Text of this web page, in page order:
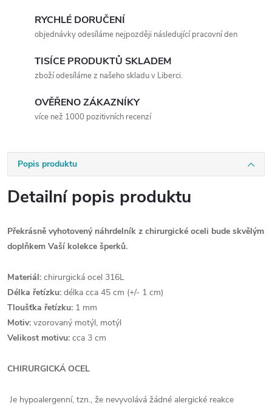
RYCHLÉ DORUČENÍ
objednávky odesíláme nejpozději následující pracovní den
TISÍCE PRODUKTŮ SKLADEM
zboží odesíláme z našeho skladu v Liberci.
OVĚŘENO ZÁKAZNÍKY
více než 1000 pozitivních recenzí
Popis produktu
Detailní popis produktu
Překrásně vyhotovený náhrdelník z chirurgické oceli bude skvělým
doplňkem Vaší kolekce šperků.
Materiál: chirurgická ocel 316L
Délka řetízku: délka cca 45 cm (+/- 1 cm)
Tloušťka řetízku: 1 mm
Motiv: vzorovaný motýl, motýl
Velikost motivu: cca 3 cm
CHIRURGICKÁ OCEL
Je hypoalergenní, tzn., že nevyvolává žádné alergické reakce